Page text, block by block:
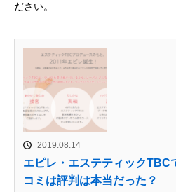
ださい。
2019.08.14
エピレ・エステティックTBC
コミは評判は本当だった？